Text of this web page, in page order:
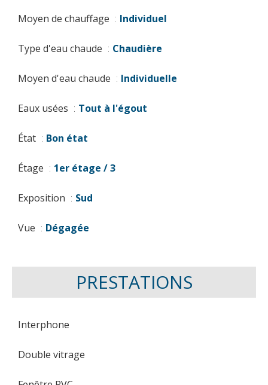
Moyen de chauffage Individuel
Type d'eau chaude Chaudière
Moyen d'eau chaude Individuelle
Eaux usées Tout à l'égout
État Bon état
Étage 1er étage / 3
Exposition Sud
Vue Dégagée
PRESTATIONS
Interphone
Double vitrage